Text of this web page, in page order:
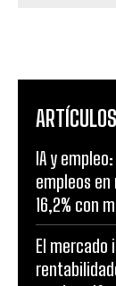
IA y
empleos
16,2% con
El mercado